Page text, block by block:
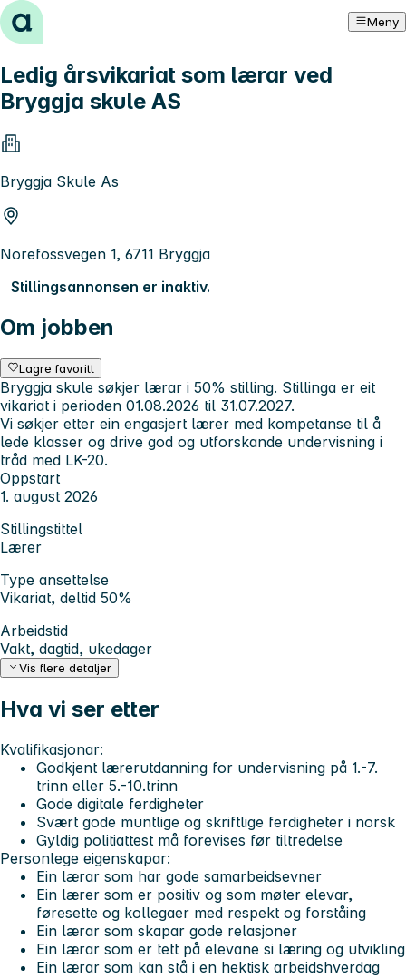
Hopp til innhold Meny
Ledig årsvikariat som lærar ved
Bryggja skule AS
Bryggja Skule As
Norefossvegen 1, 6711 Bryggja
Stillingsannonsen er inaktiv.
Om jobben
Lagre favoritt
Bryggja skule søkjer lærar i 50% stilling. Stillinga er eit
vikariat i perioden 01.08.2026 til 31.07.2027.
Vi søkjer etter ein engasjert lærer med kompetanse til å
lede klasser og drive god og utforskande undervisning i
tråd med LK-20.
Oppstart
1. august 2026
Stillingstittel
Lærer
Type ansettelse
Vikariat, deltid 50%
Arbeidstid
Vakt, dagtid, ukedager
Vis flere detaljer
Hva vi ser etter
Kvalifikasjonar:
Godkjent lærerutdanning for undervisning på 1.-7.
trinn eller 5.-10.trinn
Gode digitale ferdigheter
Svært gode muntlige og skriftlige ferdigheter i norsk
Gyldig politiattest må forevises før tiltredelse
Personlege eigenskapar:
Ein lærar som har gode samarbeidsevner
Ein lærer som er positiv og som møter elevar,
føresette og kollegaer med respekt og forståing
Ein lærar som skapar gode relasjoner
Ein lærar som er tett på elevane si læring og utvikling
Ein lærar som kan stå i en hektisk arbeidshverdag